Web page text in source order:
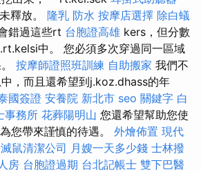
釋放。 隆乳 防水 按摩店選擇 除白蟻
錯過這些rt 台胞證高雄 kers，但分數
中。 您必須多次穿過同一區域
按摩師證照班訓練 自助搬家 我們不
，而且還希望到j.koz.dhass的年
國簽證 安養院 新北市 seo 關鍵字 白
事務所 花葬陽明山 您還希望幫助您使
您帶來謹慎的待遇。 外燴佈置 現代
滅鼠清潔公司 月嫂一天多少錢 士林撥
房 台胞證過期 台北記帳士 雙下巴醫